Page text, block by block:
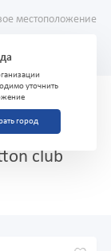
местоположение
уточнить
город
Вата
club